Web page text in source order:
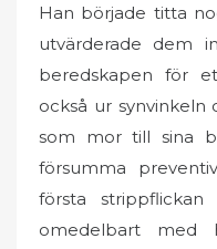
Han började titta
utvärderade dem
beredskapen för
också ur
som mor till sina
försumma
första
omedelbart med